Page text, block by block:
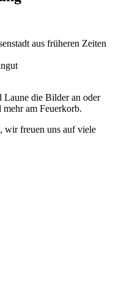
aus früheren Zeiten
Laune die Bilder an oder
am Feuerkorb.
wir freuen uns auf viele